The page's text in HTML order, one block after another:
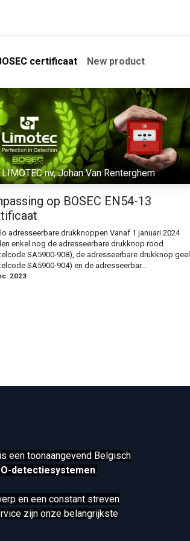
certificaat New product
LIMOTEC nv, Johan Van Renterghem
op BOSEC EN54-13
adresseerbare drukknoppen Vanaf 1 januari 2024
enkel nog de adresseerbare drukknop rood
SA5900-908), de adresseerbare drukknop geel
SA5900-904) en de adresseerbar...
2023
een toonaangevend Belgisch
detectiesystemen.
en een constant streven
zijn onze belangrijkste